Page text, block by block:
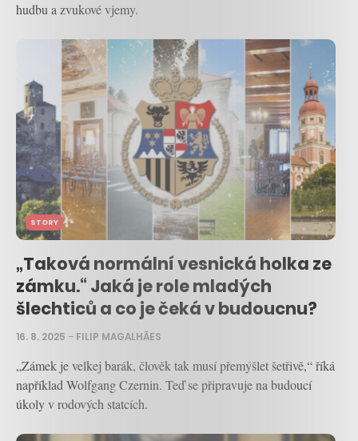
hudbu a zvukové vjemy.
STORY
„Taková normální vesnická holka ze
zámku.“ Jaká je role mladých
šlechticů a co je čeká v budoucnu?
16. 8. 2025 – FILIP MAGALHÃES
„Zámek je velkej barák, člověk tak musí přemýšlet šetřivě,“ říká
například Wolfgang Czernin. Teď se připravuje na budoucí
úkoly v rodových statcích.